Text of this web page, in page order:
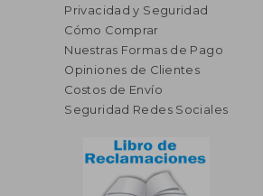
Privacidad y Seguridad
Cómo Comprar
Nuestras Formas de Pago
Opiniones de Clientes
Costos de Envío
Seguridad Redes Sociales